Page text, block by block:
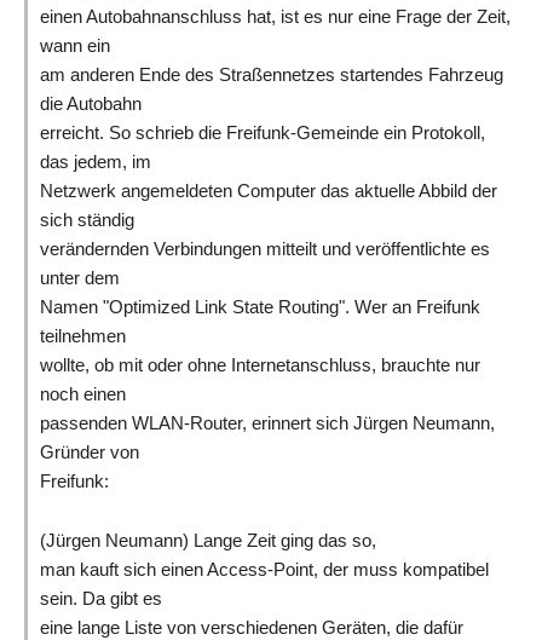
einen Autobahnanschluss hat, ist es nur eine Frage der Zeit,
wann ein
am anderen Ende des Straßennetzes startendes Fahrzeug
die Autobahn
erreicht. So schrieb die Freifunk-Gemeinde ein Protokoll,
das jedem, im
Netzwerk angemeldeten Computer das aktuelle Abbild der
sich ständig
verändernden Verbindungen mitteilt und veröffentlichte es
unter dem
Namen "Optimized Link State Routing". Wer an Freifunk
teilnehmen
wollte, ob mit oder ohne Internetanschluss, brauchte nur
noch einen
passenden WLAN-Router, erinnert sich Jürgen Neumann,
Gründer von
Freifunk:
(Jürgen Neumann) Lange Zeit ging das so,
man kauft sich einen Access-Point, der muss kompatibel
sein. Da gibt es
eine lange Liste von verschiedenen Geräten, die dafür